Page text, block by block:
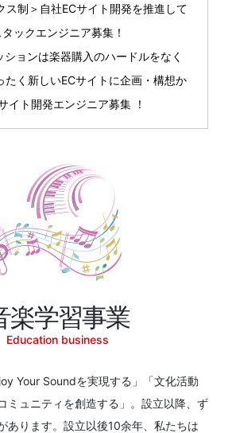
ス制＞自社ECサイト開発を推進して
ックエンジニア募集！
ションは楽器購入のハードルをなく
たく新しいECサイトに企画・構想か
イト開発エンジニア募集 ！
楽学習事業
Education business
Your Soundを実現する」「文化活動
ミュニティを創造する」。設立以降、ず
あります。設立以後10余年、私たちは